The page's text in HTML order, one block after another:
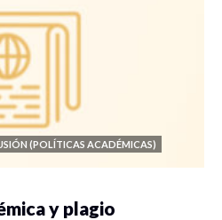
(POLÍTICAS ACADÉMICAS)
y plagio